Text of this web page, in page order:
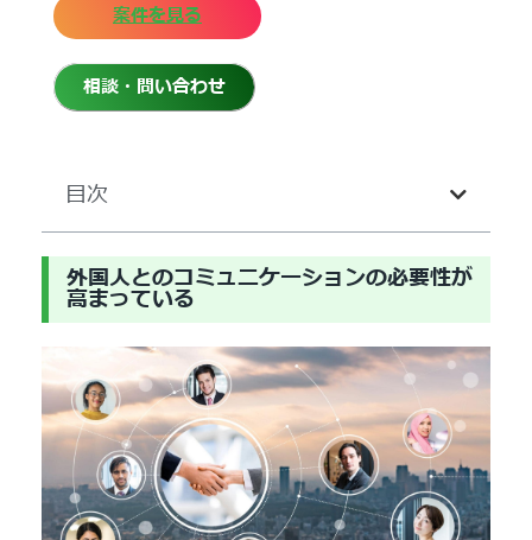
案件を見る
相談・問い合わせ
目次
外国人とのコミュニケーションの必要性が
高まっている